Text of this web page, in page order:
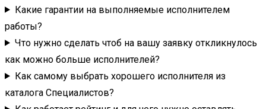
Какие гарантии на выполняемые исполнителем
работы?
Что нужно сделать чтоб на вашу заявку откликнулось
как можно больше исполнителей?
Как самому выбрать хорошего исполнителя из
каталога Специалистов?